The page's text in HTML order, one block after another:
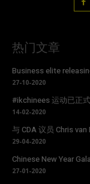
热门文章
Business elite
27-10-2020
#ikchinees 运动已正
14-02-2020
与 CDA 议员 Chris van
29-04-2020
Chinese New Year
27-01-2020